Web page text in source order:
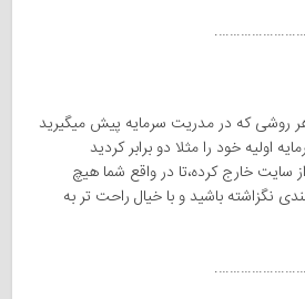
روشی که در مدریت سرمایه پیش میگیرید
اولیه خود را مثلا دو برابر کردید
سایت خارج کرده،تا در واقع شما هیچ
نگزاشته باشید و با خیال راحت تر به